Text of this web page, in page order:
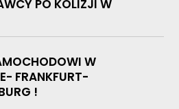
PO KOLIZJI W
W
FRANKFURT-
!